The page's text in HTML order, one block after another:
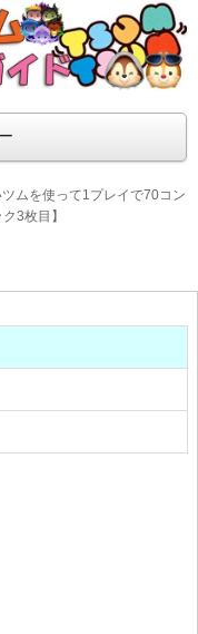
略・裏ワザ徹底
ツム攻略サイト！新ツ
楽しめるサイトを目指し
ムを使って1プレイで70コン
3枚目】